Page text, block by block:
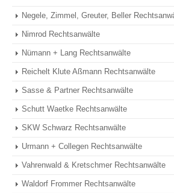
Negele, Zimmel, Greuter, Beller
Nimrod Rechtsanwälte
Nümann + Lang Rechtsanwälte
Reichelt Klute Aßmann Rechtsanwälte
Sasse & Partner Rechtsanwälte
Schutt Waetke Rechtsanwälte
SKW Schwarz Rechtsanwälte
Urmann + Collegen Rechtsanwälte
Vahrenwald & Kretschmer Rechtsanwälte
Waldorf Frommer Rechtsanwälte